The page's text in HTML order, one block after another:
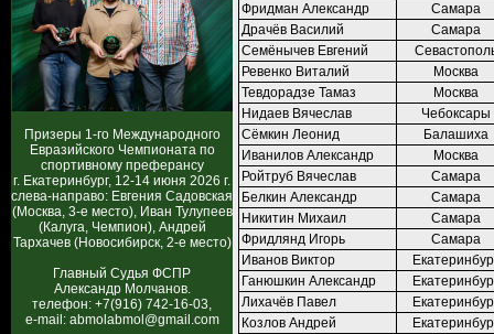
Призеры 1-го Международного
Евразийского Чемпионата по
спортивному преферансу
г. Екатеринбург, 12-14 июня 2026 г.
слева-направо: Евгения Садовская
(Москва, 3-е место), Иван Тулупеев
(Калуга, Чемпион), Андрей
Тархачев (Новосибирск, 2-е место)
Главный Судья ФСПР
Александр Молчанов.
телефон: +7(916) 742-16-03,
e-mail: abmolabmol@gmail.com
Фридман Александр
Самара
Драчёв Василий
Самара
Семёнычев Евгений
Ревенко Виталий
Москва
Тевдорадзе Тамаз
Москва
Нидаев Вячеслав
Чебоксары
Сёмкин Леонид
Балашиха
Иванилов Александр
Москва
Ройтруб Вячеслав
Самара
Белкин Александр
Самара
Никитин Михаил
Самара
Фридлянд Игорь
Самара
Иванов Виктор
Ганюшкин Александр
Лихачёв Павел
Козлов Андрей